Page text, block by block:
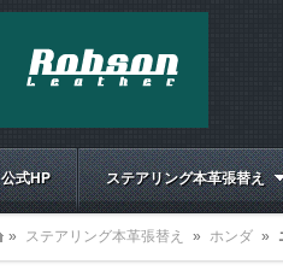
公式HP ステアリング本革張替え
» ステアリング本革張替え » ホンダ »